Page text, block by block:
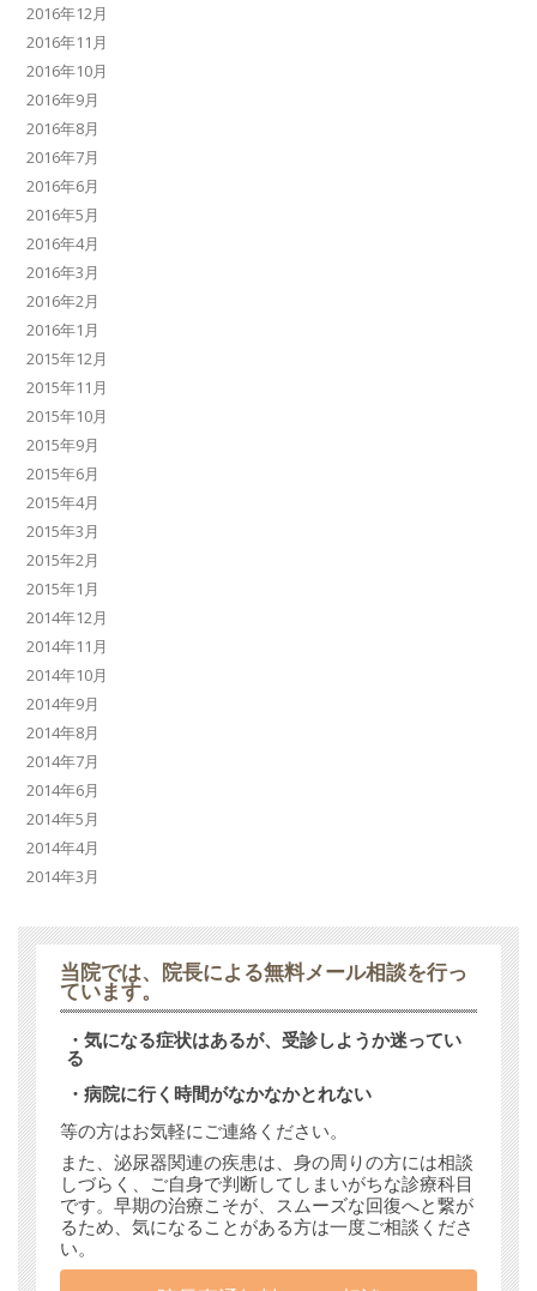
2016年12月
2016年11月
2016年10月
2016年9月
2016年8月
2016年7月
2016年6月
2016年5月
2016年4月
2016年3月
2016年2月
2016年1月
2015年12月
2015年11月
2015年10月
2015年9月
2015年6月
2015年4月
2015年3月
2015年2月
2015年1月
2014年12月
2014年11月
2014年10月
2014年9月
2014年8月
2014年7月
2014年6月
2014年5月
2014年4月
2014年3月
当院では、 院長による無料メール相談を行っ
ています。
・気になる症状はあるが、受診しようか迷ってい
る
・病院に行く時間がなかなかとれない
等の方はお気軽にご連絡ください。
また、泌尿器関連の疾患は、身の周りの方には相談
しづらく、ご自身で判断してしまいがちな診療科目
です。早期の治療こそが、スムーズな回復へと繋が
るため、気になることがある方は一度ご相談くださ
い。